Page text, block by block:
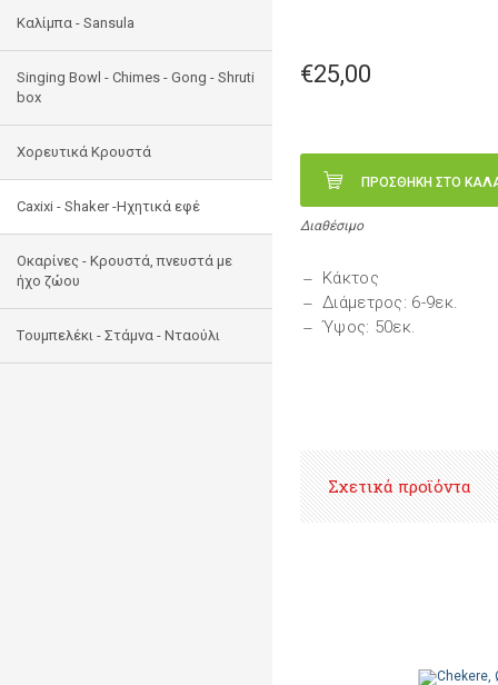
Καλίμπα - Sansula
Singing Bowl - Chimes - Gong - Shruti
box
Χορευτικά Κρουστά
Caxixi - Shaker -Ηχητικά εφέ
Οκαρίνες - Κρουστά, πνευστά με
ήχο ζώου
Tουμπελέκι - Στάμνα - Νταούλι
€25,00
ΠΡΟΣΘΗΚΗ ΣΤΟ
Διαθέσιμο
Κάκτος
Διάμετρος: 6-9εκ.
Ύψος: 50εκ.
Σχετικά προϊόντα